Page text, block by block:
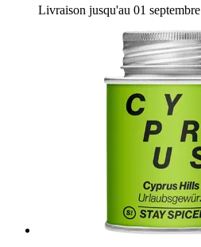
Livraison jusqu'au 01 septembre